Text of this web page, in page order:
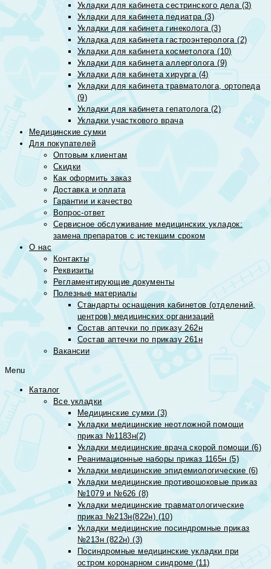
Укладки для кабинета сестринского дела (3)
Укладки для кабинета педиатра (3)
Укладки для кабинета гинеколога (3)
Укладка для кабинета гастроэнтеролога (2)
Укладки для кабинета косметолога (10)
Укладки для кабинета аллерголога (9)
Укладки для кабинета хирурга (4)
Укладки для кабинета травматолога, ортопеда
(9)
Укладки для кабинета гепатолога (2)
Укладки участкового врача
Медицинские сумки
Для покупателей
Оптовым клиентам
Скидки
Как оформить заказ
Доставка и оплата
Гарантии и качество
Вопрос-ответ
Сервисное обслуживание медицинских укладок:
замена препаратов с истекшим сроком
О нас
Контакты
Реквизиты
Регламентирующие документы
Полезные материалы
Стандарты оснащения кабинетов (отделений,
центров) медицинских организаций
Состав аптечки по приказу 262н
Состав аптечки по приказу 261н
Вакансии
Menu
Каталог
Все укладки
Медицинские сумки (3)
Укладки медицинские неотложной помощи
приказ №1183н(2)
Укладки медицинские врача скорой помощи (6)
Реанимационные наборы приказ 1165н (5)
Укладки медицинские эпидемиологические (6)
Укладки медицинские противошоковые приказ
№1079 и №626 (8)
Укладки медицинские травматологические
приказ №213н(822н) (10)
Укладки медицинские посиндромные приказ
№213н (822н) (3)
Посиндромные медицинские укладки при
остром коронарном синдроме (11)